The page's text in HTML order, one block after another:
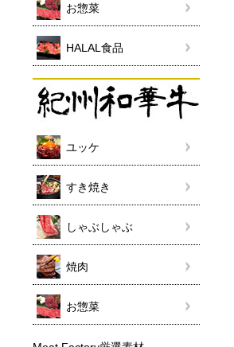
お惣菜
HALAL食品
ユッケ
すき焼き
しゃぶしゃぶ
焼肉
お惣菜